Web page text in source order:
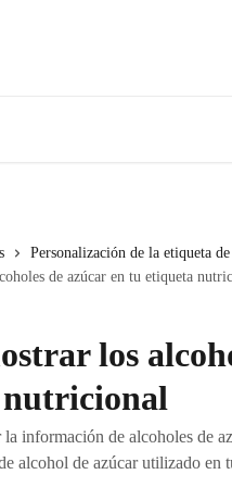
Personalización de la etiqueta
de azúcar en tu etiqueta
los
la información de alcoholes de
alcohol de azúcar utilizado en